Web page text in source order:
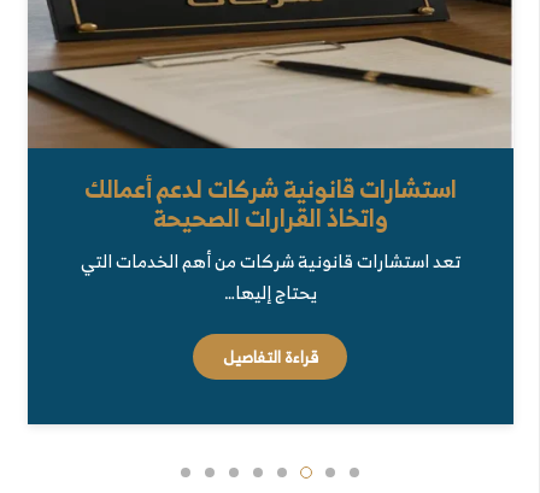
استشارات قانونية شركات لدعم أعمالك
واتخاذ القرارات الصحيحة
تعد استشارات قانونية شركات من أهم الخدمات التي
يحتاج إليها…
قراءة التفاصيل